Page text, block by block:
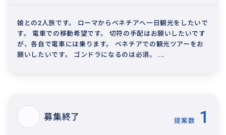
娘との2人旅です。 ローマからベネチアへ一日観光をしたいで
す。 電車での移動希望です。 切符の手配はお願いしたいです
が、各自で電車には乗ります。 ベネチアでの観光ツアーをお
願いしたいです。 ゴンドラになるのは必須。 ...
募集終了 提案数 1